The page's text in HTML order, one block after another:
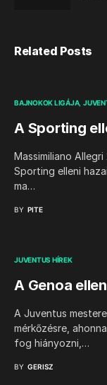
Related Posts
BAJNOKOK LIGÁJA
A Sporting
Massimiliano
Sporting elleni
ma…
BY PITE
JUVENTUS HÍREK
A Genoa
A Juventus
mérkőzésre,
fog hiányozni,…
BY GERISZ